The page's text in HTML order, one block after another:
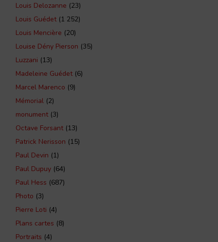
Louis Delozanne (23)
Louis Guédet(1 252)
Louis Mencière (20)
Louise Dény Pierson (35)
Luzzani (13)
Madeleine Guédet(6)
Marcel Marenco (9)
Mémorial (2)
monument(3)
Octave Forsant(13)
Patrick Nerisson (15)
Paul Devin (1)
Paul Dupuy (64)
Paul Hess (687)
Photo (3)
Pierre Loti (4)
Plans cartes (8)
Portraits (4)